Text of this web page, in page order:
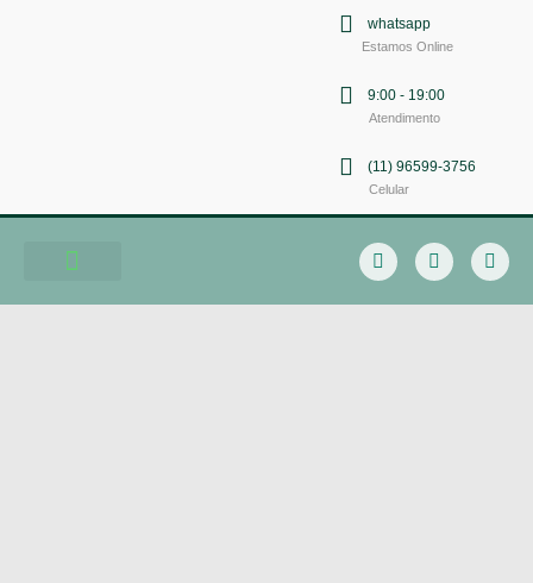
whatsapp
Estamos Online
9:00 - 19:00
Atendimento
(11) 96599-3756
Celular